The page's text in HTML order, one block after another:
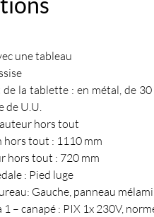
une tableau
de la tablette : en métal, de
de U.U.
hors tout
hors tout : 1110 mm
hors tout : 720 mm
: Pied luge
Gauche, panneau
– canapé : PIX 1x 230V,